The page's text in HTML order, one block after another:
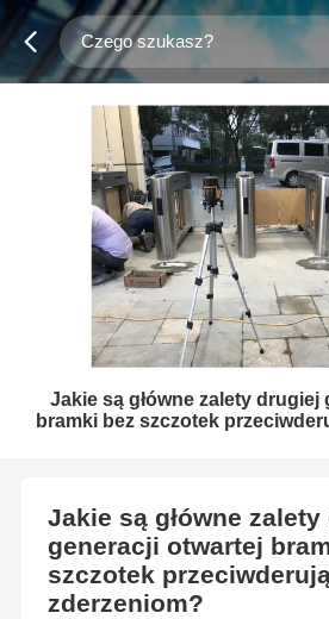
Jakie są główne zalety drugiej
bramki bez szczotek
Jakie są główne
generacji otwartej
szczotek
zderzeniom?